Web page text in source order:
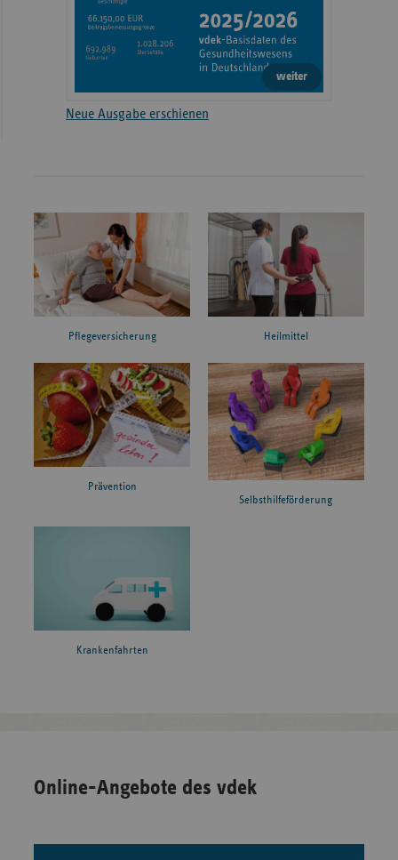
weiter
Neue Ausgabe erschienen
Pflegeversicherung Heilmittel
Prävention
Selbsthilfeförderung
Krankenfahrten
Online-Angebote des vdek